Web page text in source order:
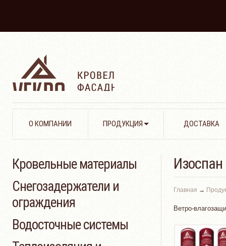
О КОМПАНИИ ПРОДУКЦИЯ ДОСТАВКА
Изоспан
Главная →
Ветро-
Кровельные материалы
Снегозадержатели и
ограждения
Водосточные системы